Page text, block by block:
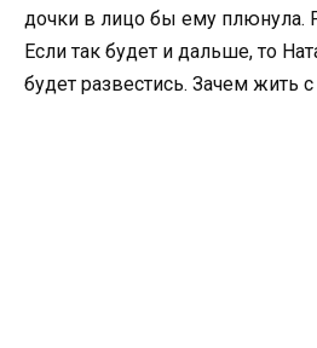
дочки в лицо бы ему плюнула.
Если так будет и дальше, то
будет развестись. Зачем жить